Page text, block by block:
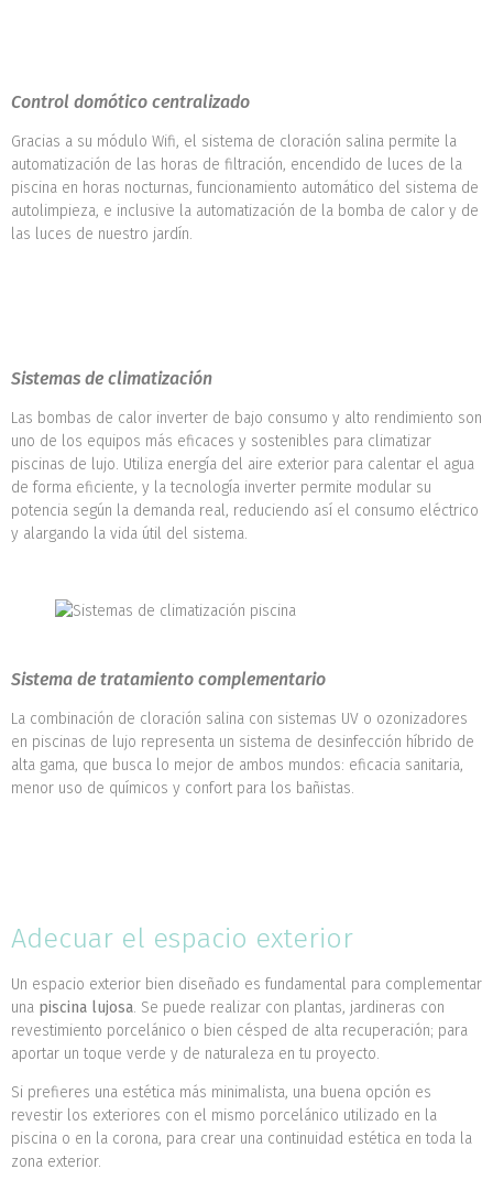
Control domótico centralizado
Gracias a su módulo Wifi, el sistema de cloración salina permite la
automatización de las horas de filtración, encendido de luces de la
piscina en horas nocturnas, funcionamiento automático del sistema de
autolimpieza, e inclusive la automatización de la bomba de calor y de
las luces de nuestro jardín.
Sistemas de climatización
Las bombas de calor inverter de bajo consumo y alto rendimiento son
uno de los equipos más eficaces y sostenibles para climatizar
piscinas de lujo. Utiliza energía del aire exterior para calentar el agua
de forma eficiente, y la tecnología inverter permite modular su
potencia según la demanda real, reduciendo así el consumo eléctrico
y alargando la vida útil del sistema.
Sistema de tratamiento complementario
La combinación de cloración salina con sistemas UV o ozonizadores
en piscinas de lujo representa un sistema de desinfección híbrido de
alta gama, que busca lo mejor de ambos mundos: eficacia sanitaria,
menor uso de químicos y confort para los bañistas.
Adecuar el espacio exterior
Un espacio exterior bien diseñado es fundamental para complementar
una piscina lujosa. Se puede realizar con plantas, jardineras con
revestimiento porcelánico o bien césped de alta recuperación; para
aportar un toque verde y de naturaleza en tu proyecto.
Si prefieres una estética más minimalista, una buena opción es
revestir los exteriores con el mismo porcelánico utilizado en la
piscina o en la corona, para crear una continuidad estética en toda la
zona exterior.